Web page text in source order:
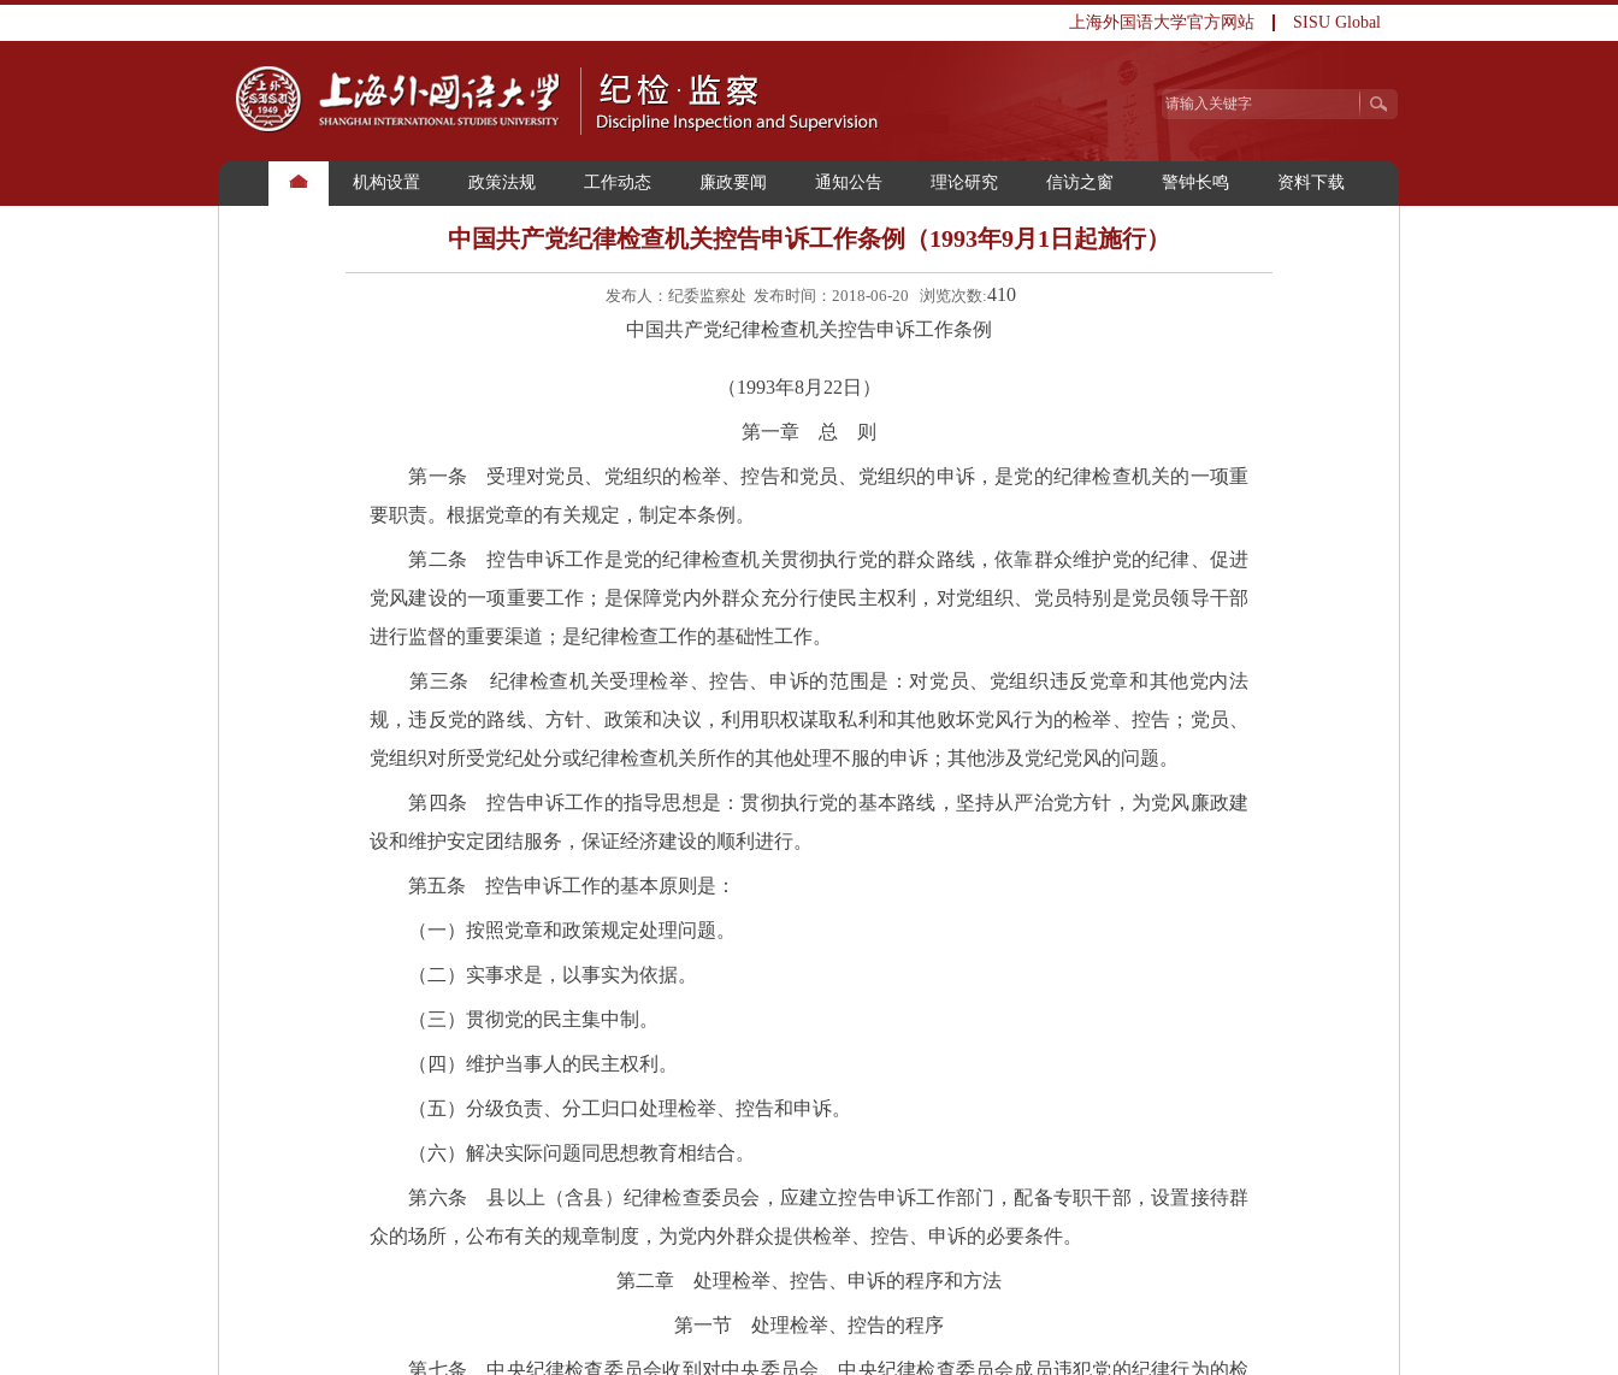
上海外国语大学官方网站 SISU Global
机构设置 政策法规 工作动态 廉政要闻 通知公告 理论研究 信访之窗 警钟长鸣 资料下载
中国共产党纪律检查机关控告申诉工作条例（1993年9月1日起施行）
发布人：纪委监察处 发布时间：2018-06-20 浏览次数:410
中国共产党纪律检查机关控告申诉工作条例
（1993年8月22日）
第一章 总 则
第一条 受理对党员、党组织的检举、控告和党员、党组织的申诉，是党的纪律检查机关的一项重
要职责。根据党章的有关规定，制定本条例。
第二条 控告申诉工作是党的纪律检查机关贯彻执行党的群众路线，依靠群众维护党的纪律、促进
党风建设的一项重要工作；是保障党内外群众充分行使民主权利，对党组织、党员特别是党员领导干部
进行监督的重要渠道；是纪律检查工作的基础性工作。
第三条 纪律检查机关受理检举、控告、申诉的范围是：对党员、党组织违反党章和其他党内法
规，违反党的路线、方针、政策和决议，利用职权谋取私利和其他败坏党风行为的检举、控告；党员、
党组织对所受党纪处分或纪律检查机关所作的其他处理不服的申诉；其他涉及党纪党风的问题。
第四条 控告申诉工作的指导思想是：贯彻执行党的基本路线，坚持从严治党方针，为党风廉政建
设和维护安定团结服务，保证经济建设的顺利进行。
第五条 控告申诉工作的基本原则是：
（一）按照党章和政策规定处理问题。
（二）实事求是，以事实为依据。
（三）贯彻党的民主集中制。
（四）维护当事人的民主权利。
（五）分级负责、分工归口处理检举、控告和申诉。
（六）解决实际问题同思想教育相结合。
第六条 县以上（含县）纪律检查委员会，应建立控告申诉工作部门，配备专职干部，设置接待群
众的场所，公布有关的规章制度，为党内外群众提供检举、控告、申诉的必要条件。
第二章 处理检举、控告、申诉的程序和方法
第一节 处理检举、控告的程序
第七条 中央纪律检查委员会收到对中央委员会、中央纪律检查委员会成员违犯党的纪律行为的检